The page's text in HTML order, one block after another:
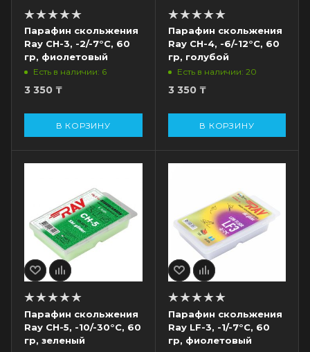
Парафин скольжения
Ray CH-3, -2/-7°С, 60
гр, фиолетовый
Есть в наличии: 6
3 350 ₸
В КОРЗИНУ
Парафин скольжения
Ray CH-4, -6/-12°С, 60
гр, голубой
Есть в наличии: 20
3 350₸
В КОРЗИНУ
Парафин скольжения
Ray CH-5, -10/-30°С, 60
гр, зеленый
Парафин скольжения
Ray LF-3, -1/-7°С, 60
гр, фиолетовый